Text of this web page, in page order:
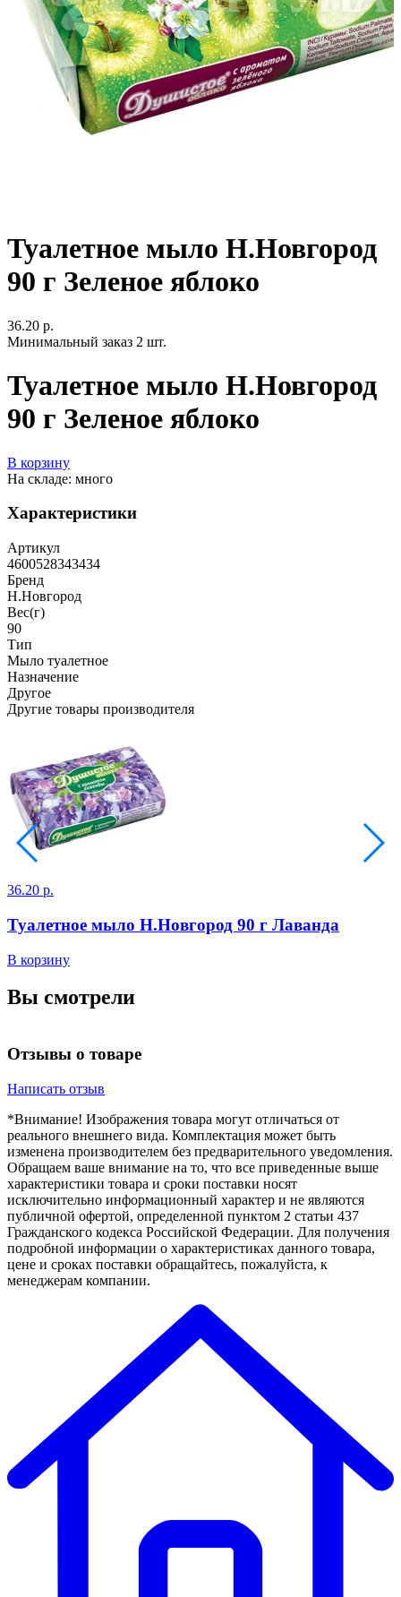
Туалетное мыло Н.Новгород
90 г Зеленое яблоко
36.20 р.
Минимальный заказ 2 шт.
Туалетное мыло Н.Новгород
90 г Зеленое яблоко
В корзину
На складе: много
Характеристики
Артикул
4600528343434
Бренд
Н.Новгород
Вес(г)
90
Тип
Мыло туалетное
Назначение
Другое
Другие товары производителя
36.20 р.
Туалетное мыло Н.Новгород 90 г Лаванда
В корзину
Вы смотрели
Отзывы о товаре
Написать отзыв
*Внимание! Изображения товара могут отличаться от
реального внешнего вида. Комплектация может быть
изменена производителем без предварительного уведомления.
Обращаем ваше внимание на то, что все приведенные выше
характеристики товара и сроки поставки носят
исключительно информационный характер и не являются
публичной офертой, определенной пунктом 2 статьи 437
Гражданского кодекса Российской Федерации. Для получения
подробной информации о характеристиках данного товара,
цене и сроках поставки обращайтесь, пожалуйста, к
менеджерам компании.